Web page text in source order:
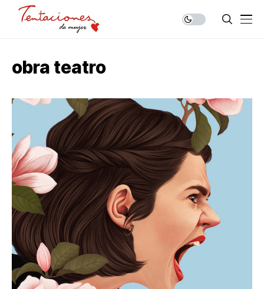
obra teatro